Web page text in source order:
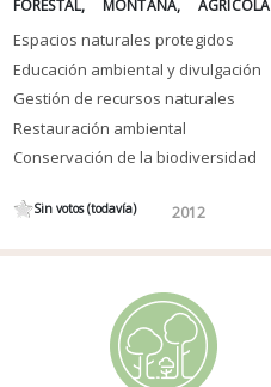
FORESTAL MONTAÑA AGRÍCOLA
Espacios naturales protegidos
Educación ambiental y divulgación
Gestión de recursos naturales
Restauración ambiental
Conservación de la biodiversidad
Sin votos (todavía) 2012